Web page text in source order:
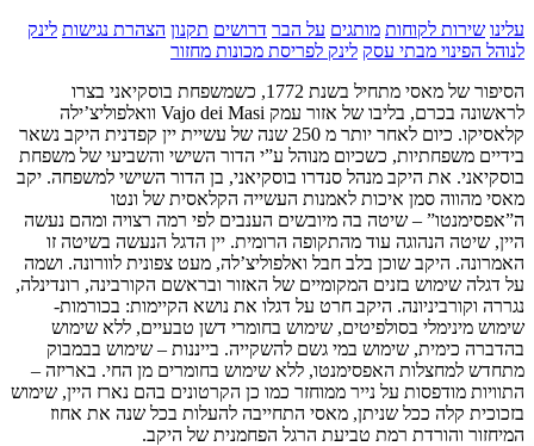
עלינו שירות לקוחות מותגים על הבר דרושים תקנון הצהרת נגישות לינק
לנוהל הפינוי מבתי עסק לינק לפריסת מכונות מחזור
הסיפור של מאסי מתחיל בשנת 1772, כשמשפחת בוסקיאני בצרו
לראשונה בכרם, בליבו של אזור עמק Vajo dei Masi וואלפוליצ’ילה
קלאסיקו. כיום לאחר יותר מ 250 שנה של עשיית יין קפדנית היקב נשאר
בידיים משפחתיות, כשכיום מנוהל ע”י הדור השישי והשביעי של משפחת
בוסקיאני. את היקב מנהל סנדרו בוסקיאני, בן הדור השישי למשפחה. יקב
מאסי מהווה סמן איכות לאמנות העשייה הקלאסית של ונטו
ה”אפסימנטו” – שיטה בה מיובשים הענבים לפי רמה רצויה ומהם נעשה
היין, שיטה הנהוגה עוד מהתקופה הרומית. יין הדגל הנעשה בשיטה זו
האמרונה. היקב שוכן בלב חבל ואלפוליצ’לה, מעט צפונית לוורונה. ושמה
על דגלה שימוש בזנים המקומיים של האזור ובראשם הקורבינה, רונדינלה,
נגררה וקורביניונה. היקב חרט על דגלו את נושא הקיימות: בכורמות-
שימוש מינימלי בסולפיטים, שימוש בחומרי דשן טבעיים, ללא שימוש
בהדברה כימית, שימוש במי גשם להשקייה. בייננות – שימוש בבמבוק
מתחדש למחצלות האפסימנטו, ללא שימוש בחומרים מן החי. באריזה –
התוויות מודפסות על נייר ממוחזר כמו כן הקרטונים בהם נארז היין, שימוש
בזכוכית קלה ככל שניתן, מאסי התחייבה להעלות בכל שנה את אחוז
המיחזור והורדת רמת טביעת הרגל הפחמנית של היקב.